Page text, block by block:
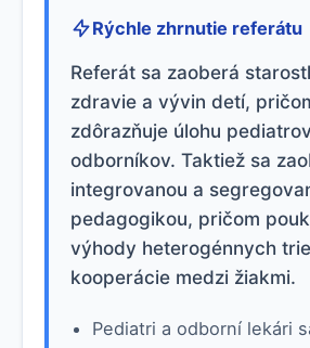
Rýchle zhrnutie referátu
Referát sa zaoberá
zdravie a vývin detí,
zdôrazňuje úlohu
odborníkov. Taktiež sa
integrovanou a
pedagogikou, pričom
výhody heterogénnych
kooperácie medzi žiakmi.
Pediatri a odborní lekári